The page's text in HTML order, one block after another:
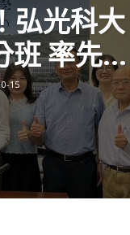
弘光科大
班 率先...
15